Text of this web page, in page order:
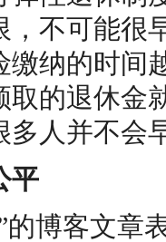
，不可能很
缴纳的时间
取的退休金
多人并不会
平
博客文章